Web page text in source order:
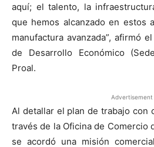
aquí; el talento, la
que hemos alcanzado en estos
manufactura avanzada”, afirmó
de Desarrollo Económico
Proal.
Advertisement
Al detallar el plan de trabajo con
través de la Oficina de Comercio
se acordó una misión